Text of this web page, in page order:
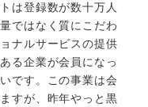
は登録数が数十万人
ではなく質にこだわ
ナルサービスの提供
る企業が会員になっ
です。この事業は会
すが、昨年やっと黒